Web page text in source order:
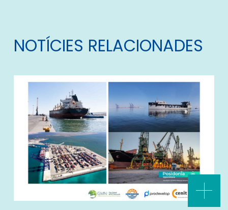
NOTÍCIES RELACIONADES